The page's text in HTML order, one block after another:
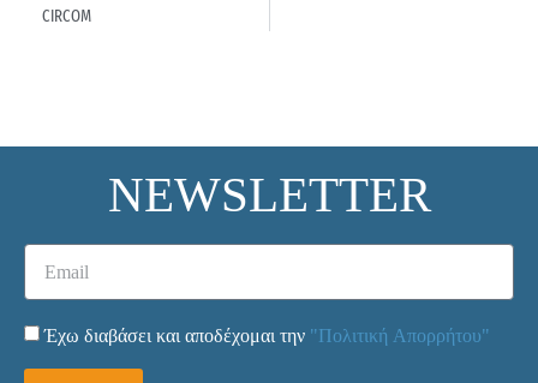
CIRCOM
NEWSLETTER
Έχω διαβάσει και αποδέχομαι την "Πολιτική Απορρήτου"